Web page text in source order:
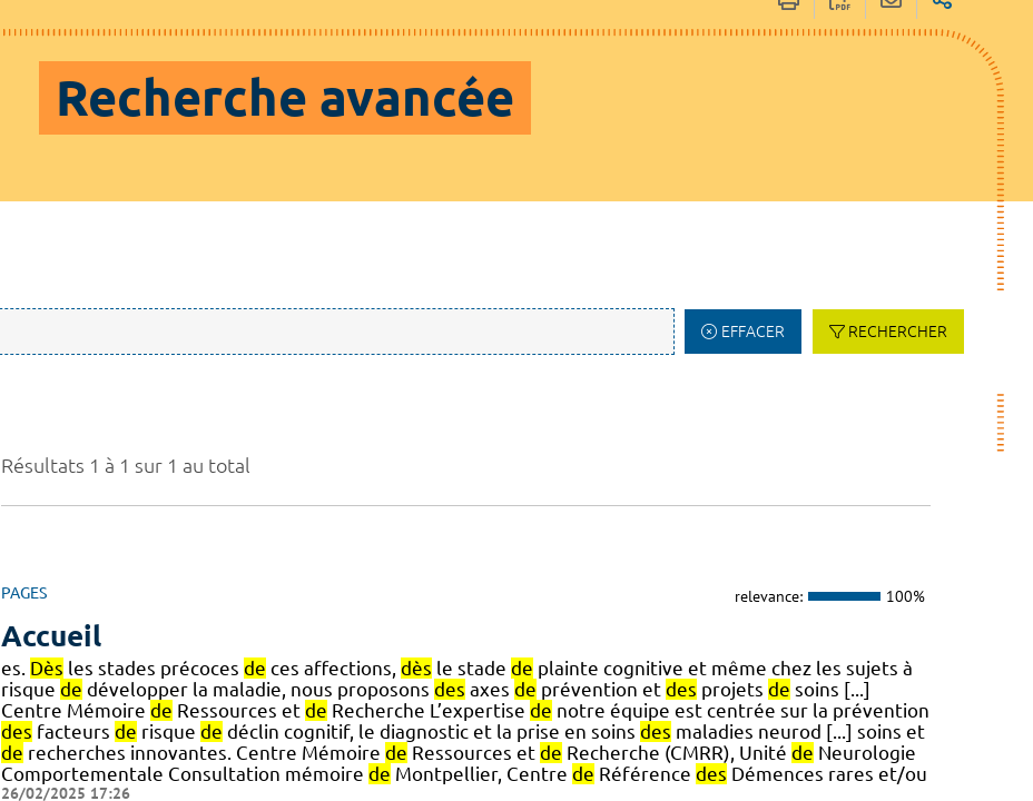
Recherche avancée
EFFACER RECHERCHER
Résultats 1 à 1 sur 1 au total
PAGES relevance: 100%
Accueil
es. Dès les stades précoces de ces affections, dès le stade de plainte cognitive et même chez les sujets à
risque de développer la maladie, nous proposons des axes de prévention et des projets de soins [...]
Centre Mémoire de Ressources et de Recherche L’expertise de notre équipe est centrée sur la prévention
des facteurs de risque de déclin cognitif, le diagnostic et la prise en soins des maladies neurod [...] soins et
de recherches innovantes. Centre Mémoire de Ressources et de Recherche (CMRR), Unité de Neurologie
Comportementale Consultation mémoire de Montpellier, Centre de Référence des Démences rares et/ou
26/02/2025 17:26